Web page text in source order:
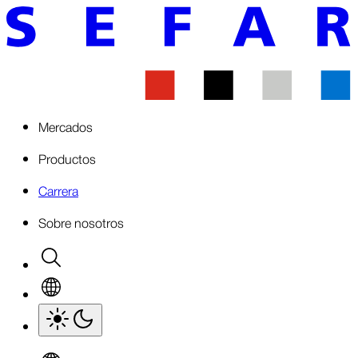
Mercados
Productos
Carrera
Sobre nosotros